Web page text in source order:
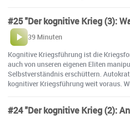
#25 "Der kognitive Krieg (3):
39 Minuten
Kognitive Kriegsführung ist die
auch von unseren eigenen Eliten
Selbstverständnis erschüttern.
kognitiver Kriegsführung weit voraus.
#24 "Der kognitive Krieg (2):